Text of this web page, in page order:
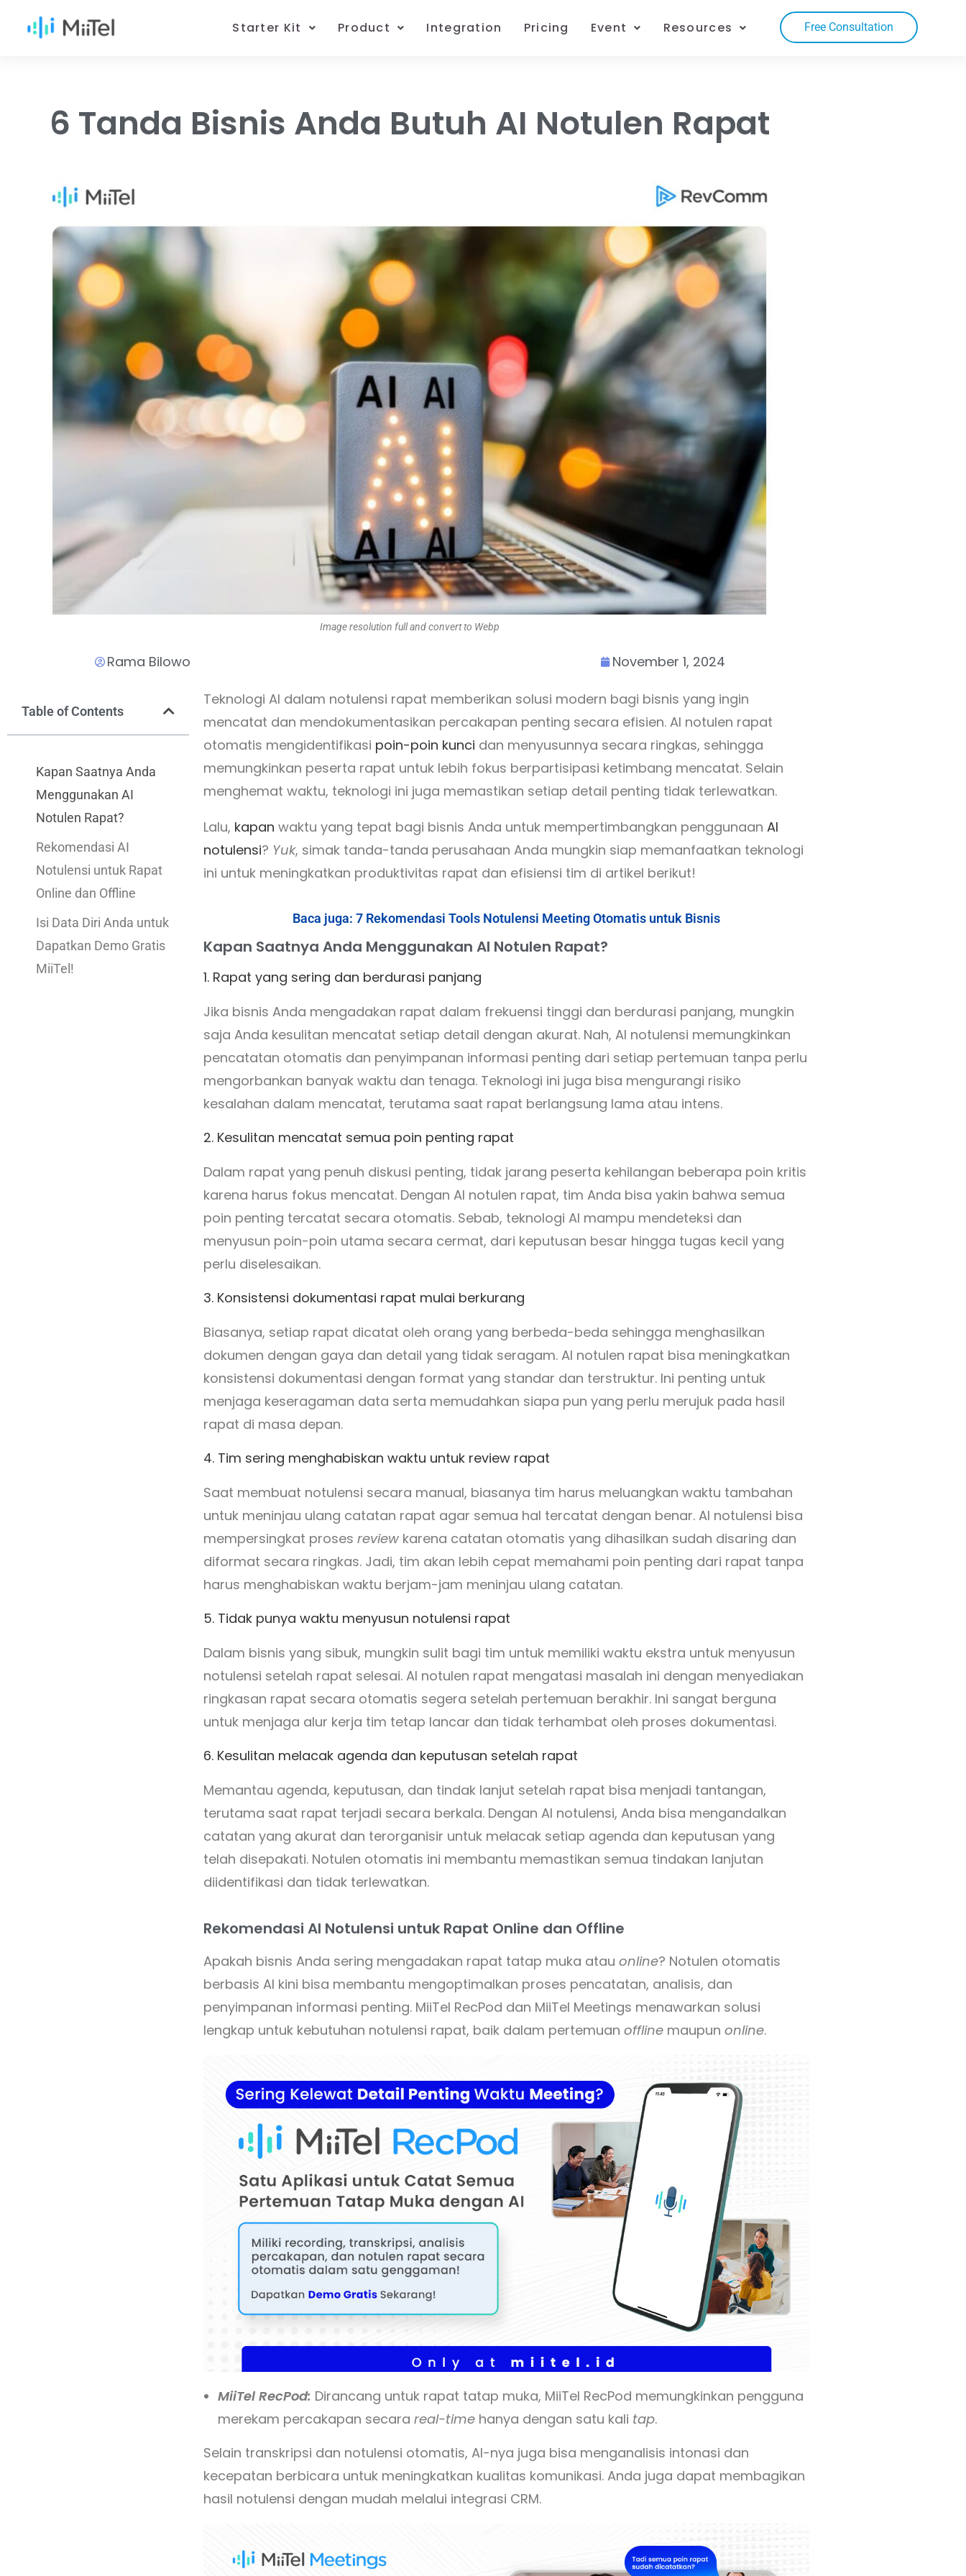
Starter Kit Product Integration Pricing Event Resources Free Consultation
6 Tanda Bisnis Anda Butuh AI Notulen Rapat
Image resolution full and convert to Webp
Rama Bilowo November 1, 2024
Table of Contents
Kapan Saatnya Anda
Menggunakan AI
Notulen Rapat?
Rekomendasi AI
Notulensi untuk Rapat
Online dan Offline
Isi Data Diri Anda untuk
Dapatkan Demo Gratis
MiiTel!
Teknologi AI dalam notulensi rapat memberikan solusi modern bagi bisnis yang ingin
mencatat dan mendokumentasikan percakapan penting secara efisien. AI notulen rapat
otomatis mengidentifikasi poin-poin kunci dan menyusunnya secara ringkas, sehingga
memungkinkan peserta rapat untuk lebih fokus berpartisipasi ketimbang mencatat. Selain
menghemat waktu, teknologi ini juga memastikan setiap detail penting tidak terlewatkan.
Lalu, kapan waktu yang tepat bagi bisnis Anda untuk mempertimbangkan penggunaan AI
notulensi? Yuk, simak tanda-tanda perusahaan Anda mungkin siap memanfaatkan teknologi
ini untuk meningkatkan produktivitas rapat dan efisiensi tim di artikel berikut!
Baca juga: 7 Rekomendasi Tools Notulensi Meeting Otomatis untuk Bisnis
Kapan Saatnya Anda Menggunakan AI Notulen Rapat?
1. Rapat yang sering dan berdurasi panjang
Jika bisnis Anda mengadakan rapat dalam frekuensi tinggi dan berdurasi panjang, mungkin
saja Anda kesulitan mencatat setiap detail dengan akurat. Nah, AI notulensi memungkinkan
pencatatan otomatis dan penyimpanan informasi penting dari setiap pertemuan tanpa perlu
mengorbankan banyak waktu dan tenaga. Teknologi ini juga bisa mengurangi risiko
kesalahan dalam mencatat, terutama saat rapat berlangsung lama atau intens.
2. Kesulitan mencatat semua poin penting rapat
Dalam rapat yang penuh diskusi penting, tidak jarang peserta kehilangan beberapa poin kritis
karena harus fokus mencatat. Dengan AI notulen rapat, tim Anda bisa yakin bahwa semua
poin penting tercatat secara otomatis. Sebab, teknologi AI mampu mendeteksi dan
menyusun poin-poin utama secara cermat, dari keputusan besar hingga tugas kecil yang
perlu diselesaikan.
3. Konsistensi dokumentasi rapat mulai berkurang
Biasanya, setiap rapat dicatat oleh orang yang berbeda-beda sehingga menghasilkan
dokumen dengan gaya dan detail yang tidak seragam. AI notulen rapat bisa meningkatkan
konsistensi dokumentasi dengan format yang standar dan terstruktur. Ini penting untuk
menjaga keseragaman data serta memudahkan siapa pun yang perlu merujuk pada hasil
rapat di masa depan.
4. Tim sering menghabiskan waktu untuk review rapat
Saat membuat notulensi secara manual, biasanya tim harus meluangkan waktu tambahan
untuk meninjau ulang catatan rapat agar semua hal tercatat dengan benar. AI notulensi bisa
mempersingkat proses reviewkarena catatan otomatis yang dihasilkan sudah disaring dan
diformat secara ringkas. Jadi, tim akan lebih cepat memahami poin penting dari rapat tanpa
harus menghabiskan waktu berjam-jam meninjau ulang catatan.
5. Tidak punya waktu menyusun notulensi rapat
Dalam bisnis yang sibuk, mungkin sulit bagi tim untuk memiliki waktu ekstra untuk menyusun
notulensi setelah rapat selesai. AI notulen rapat mengatasi masalah ini dengan menyediakan
ringkasan rapat secara otomatis segera setelah pertemuan berakhir. Ini sangat berguna
untuk menjaga alur kerja tim tetap lancar dan tidak terhambat oleh proses dokumentasi.
6. Kesulitan melacak agenda dan keputusan setelah rapat
Memantau agenda, keputusan, dan tindak lanjut setelah rapat bisa menjadi tantangan,
terutama saat rapat terjadi secara berkala. Dengan AI notulensi, Anda bisa mengandalkan
catatan yang akurat dan terorganisir untuk melacak setiap agenda dan keputusan yang
telah disepakati. Notulen otomatis ini membantu memastikan semua tindakan lanjutan
diidentifikasi dan tidak terlewatkan.
Rekomendasi AI Notulensi untuk Rapat Online dan Offline
Apakah bisnis Anda sering mengadakan rapat tatap muka atau online? Notulen otomatis
berbasis AI kini bisa membantu mengoptimalkan proses pencatatan, analisis, dan
penyimpanan informasi penting. MiiTel RecPod dan MiiTel Meetings menawarkan solusi
lengkap untuk kebutuhan notulensi rapat, baik dalam pertemuan offlinemaupun online.
MiiTel RecPod: Dirancang untuk rapat tatap muka, MiiTel RecPod memungkinkan pengguna
merekam percakapan secara real-timehanya dengan satu kali tap.
Selain transkripsi dan notulensi otomatis, AI-nya juga bisa menganalisis intonasi dan
kecepatan berbicara untuk meningkatkan kualitas komunikasi. Anda juga dapat membagikan
hasil notulensi dengan mudah melalui integrasi CRM.